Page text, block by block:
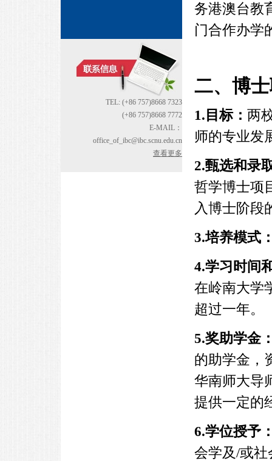
TEL: (+86 757)8668 7323
(+86 757)8668 7772
E-MAIL：
office_of_ibc@ibc.scnu.edu.cn
查看更多
务港澳台教
门合作办学
二、博
1.目标： 两
师的专业发
2.甄选和录
哲学博士项
入博士阶段
3.培养模式
4.学习时间
在岭南大学
超过一年。
5.奖助学金
的助学金，
华南师大导
提供一定的
6.学位授予
会学及/或社